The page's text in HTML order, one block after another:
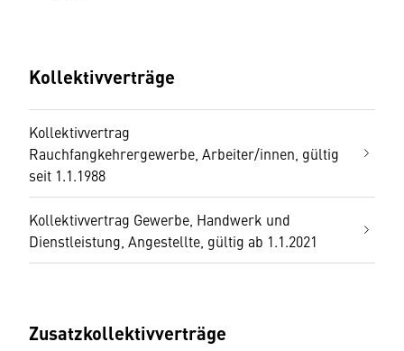
Kollektivverträge
Kollektivvertrag
Rauchfangkehrergewerbe, Arbeiter/innen, gültig
seit 1.1.1988
Kollektivvertrag Gewerbe, Handwerk und
Dienstleistung, Angestellte, gültig ab 1.1.2021
Zusatzkollektivverträge